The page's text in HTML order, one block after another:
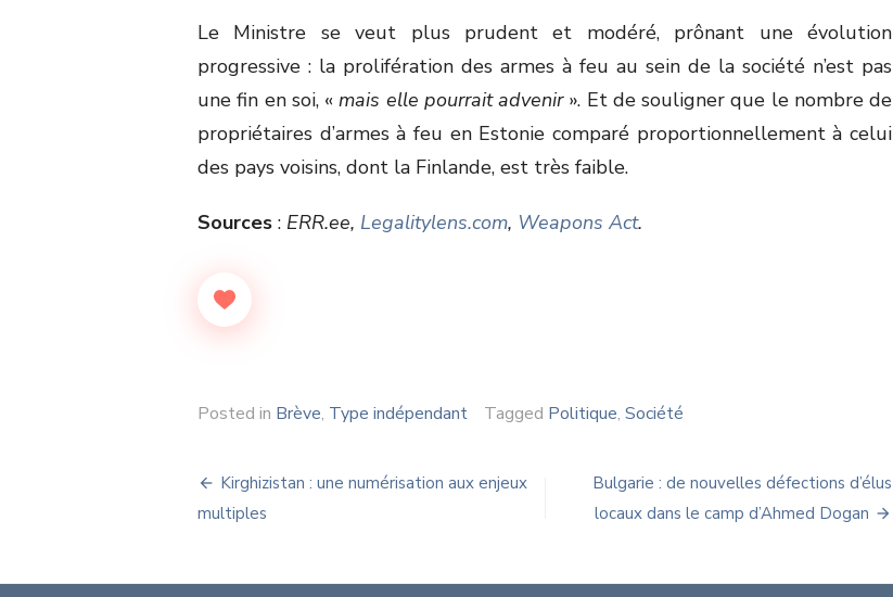
Le Ministre se veut plus prudent et modéré, prônant une évolution
progressive : la prolifération des armes à feu au sein de la société n’est pas
une fin en soi, «mais elle pourrait advenir». Et de souligner que le nombre de
propriétaires d’armes à feu en Estonie comparé proportionnellement à celui
des pays voisins, dont la Finlande, est très faible.
Sources : ERR.ee, Legalitylens.com, Weapons Act.
Posted in Brève, Type indépendant Tagged Politique, Société
Navigation
de
Kirghizistan : une numérisation aux enjeux
multiples
Bulgarie : de nouvelles défections d’élus
locaux dans le camp d’Ahmed Dogan